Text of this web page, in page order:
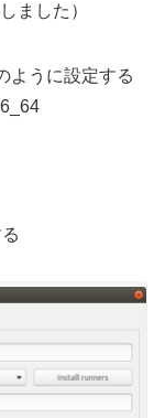
ました）
ように設定する